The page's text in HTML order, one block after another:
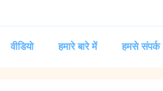
वीडियो हमारे बारे में हमसे